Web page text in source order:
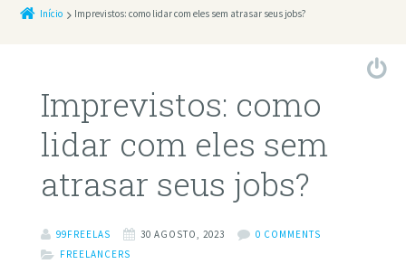
Início Imprevistos: como lidar com eles sem atrasar seus jobs?
Imprevistos: como
lidar com eles sem
atrasar seus jobs?
99FREELAS 30 AGOSTO, 2023
0 COMMENTS
FREELANCERS